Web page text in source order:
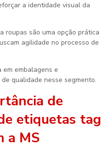
a identidade visual da
roupas são uma opção prática
agilidade no processo de
em embalagens e
qualidade nesse segmento.
de
etiquetas tag
a MS